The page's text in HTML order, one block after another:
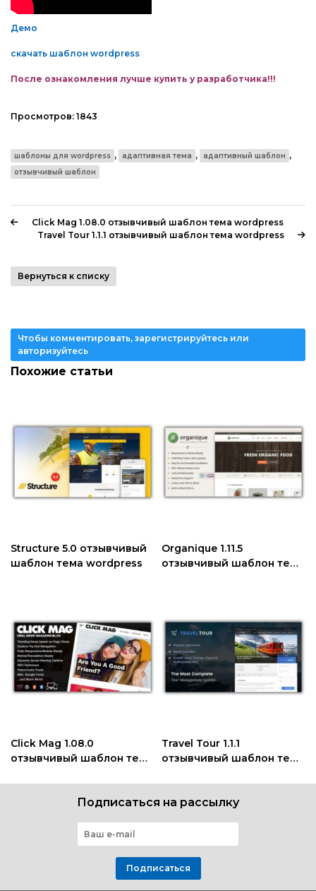
Демо
скачать шаблон wordpress
После ознакомления лучше купить у разработчика!!!
Просмотров: 1843
шаблоны для wordpress , адаптивная тема , адаптивный шаблон ,
отзывчивый шаблон
Click Mag 1.08.0 отзывчивый шаблон тема wordpress
Travel Tour 1.1.1 отзывчивый шаблон тема wordpress
Вернуться к списку
Чтобы комментировать, зарегистрируйтесь или
авторизуйтесь
Похожие статьи
Structure 5.0 отзывчивый
шаблон тема wordpress
Organique 1.11.5
отзывчивый шаблон тема
Click Mag 1.08.0
отзывчивый шаблон тема
Travel Tour 1.1.1
отзывчивый шаблон тема
Подписаться на рассылку
Подписаться